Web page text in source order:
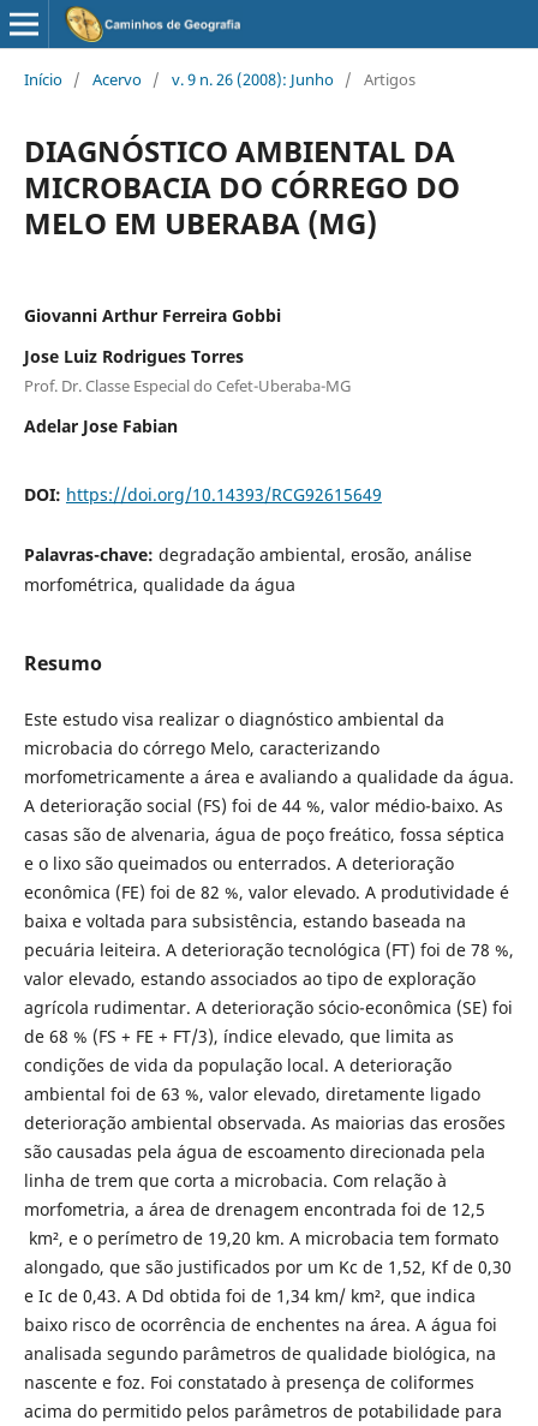
Início / Acervo / v. 9 n. 26 (2008): Junho / Artigos
DIAGNÓSTICO AMBIENTAL DA
MICROBACIA DO CÓRREGO DO
MELO EM UBERABA (MG)
Giovanni Arthur Ferreira Gobbi
Jose Luiz Rodrigues Torres
Prof. Dr. Classe Especial do Cefet-Uberaba-MG
Adelar Jose Fabian
DOI: https://doi.org/10.14393/RCG92615649
Palavras-chave: degradação ambiental, erosão, análise
morfométrica, qualidade da água
Resumo
Este estudo visa realizar o diagnóstico ambiental da
microbacia do córrego Melo, caracterizando
morfometricamente a área e avaliando a qualidade da água.
A deterioração social (FS) foi de 44 %, valor médio-baixo. As
casas são de alvenaria, água de poço freático, fossa séptica
e o lixo são queimados ou enterrados. A deterioração
econômica (FE) foi de 82 %, valor elevado. A produtividade é
baixa e voltada para subsistência, estando baseada na
pecuária leiteira. A deterioração tecnológica (FT) foi de 78 %,
valor elevado, estando associados ao tipo de exploração
agrícola rudimentar. A deterioração sócio-econômica (SE) foi
de 68 % (FS + FE + FT/3), índice elevado, que limita as
condições de vida da população local. A deterioração
ambiental foi de 63 %, valor elevado, diretamente ligado
deterioração ambiental observada. As maiorias das erosões
são causadas pela água de escoamento direcionada pela
linha de trem que corta a microbacia. Com relação à
morfometria, a área de drenagem encontrada foi de 12,5
km², e o perímetro de 19,20 km. A microbacia tem formato
alongado, que são justificados por um Kc de 1,52, Kf de 0,30
e Ic de 0,43. A Dd obtida foi de 1,34 km/ km², que indica
baixo risco de ocorrência de enchentes na área. A água foi
analisada segundo parâmetros de qualidade biológica, na
nascente e foz. Foi constatado à presença de coliformes
acima do permitido pelos parâmetros de potabilidade para